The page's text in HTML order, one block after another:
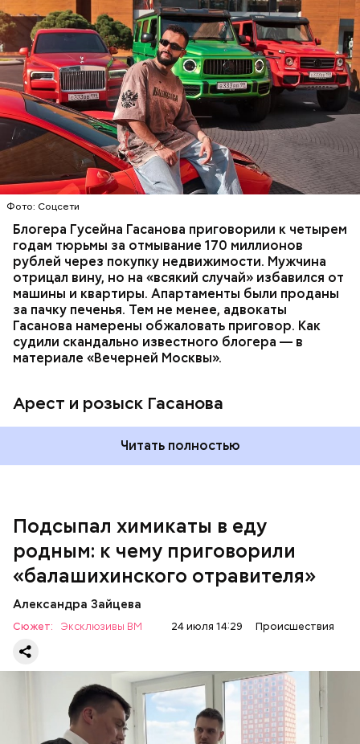
Фото: Соцсети
Блогера Гусейна Гасанова приговорили к четырем
годам тюрьмы за отмывание 170 миллионов
рублей через покупку недвижимости. Мужчина
отрицал вину, но на «всякий случай» избавился от
машины и квартиры. Апартаменты были проданы
за пачку печенья. Тем не менее, адвокаты
Гасанова намерены обжаловать приговор. Как
судили скандально известного блогера — в
материале «Вечерней Москвы».
Арест и розыск Гасанова
В мае 2025 года МВД РФ объявило в
международный розыскблогера Гусейна Гасанова.
В его отношении возбудили уголовное дело о
неуплате налогов и легализации преступных
доходов в особо крупном размере. В тот же день
мужчину заочно арестовали.
Фото: База розыска МВД РФ
Читать полностью
НАЛОГИ ПОИСК ЛЮДЕЙ ДЕНЬГИ
МВД
ГАСАН ГУСЕЙНОВ
Подсыпал химикаты в еду
родным: к чему приговорили
«балашихинского отравителя»
Александра Зайцева
Сюжет: Эксклюзивы ВМ 24 июля 14:29 Происшествия
Play
Video
Началось расследование. В квартире потерпевших
Также отравленную пищу ела его младшая сестра.
Молодого человека задержали. На первом же
допросе он признался, что планировал отравить
только отчима. Тогда следователи посчитали, что
мотивом преступления была квартира родителей,
которая в случае их смерти перешла бы сыну. Но
спустя несколько дней Миссюра заявил, что ранее
уже травил других людей.